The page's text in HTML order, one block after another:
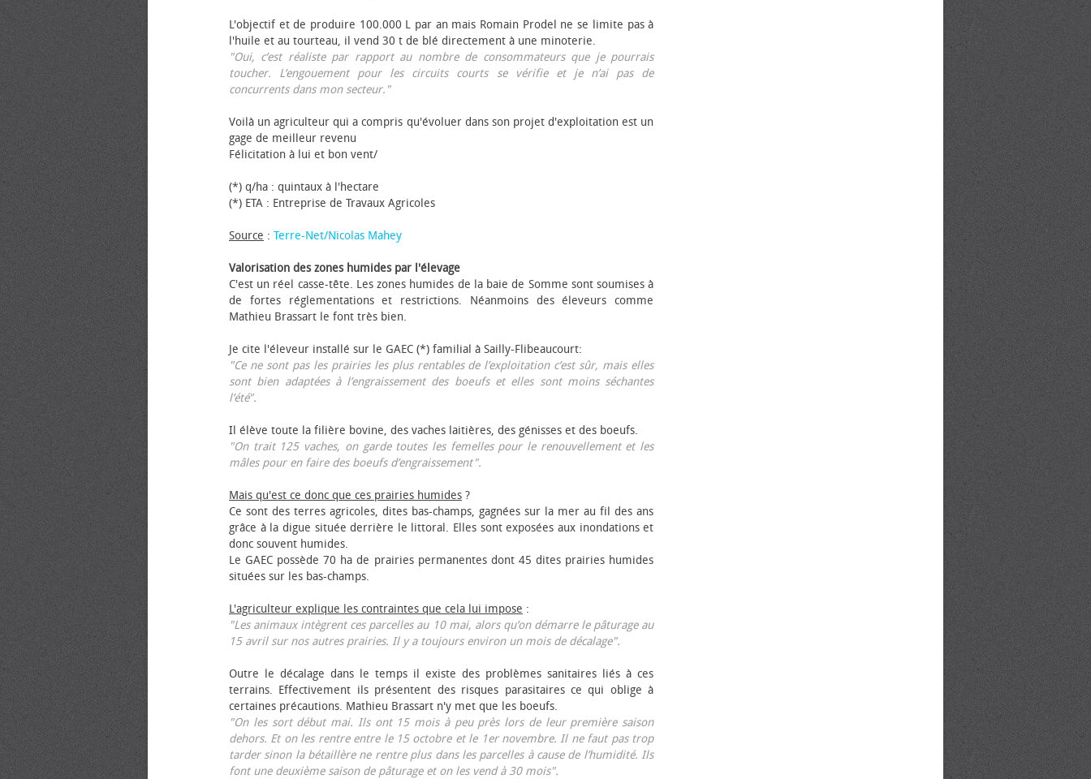
L'objectif et de produire 100.000 L par an mais Romain Prodel ne se limite pas à
l'huile et au tourteau, il vend 30 t de blé directement à une minoterie.
"Oui, c’est réaliste par rapport au nombre de consommateurs que je pourrais
toucher. L’engouement pour les circuits courts se vérifie et je n’ai pas de
concurrents dans mon secteur."
Voilà un agriculteur qui a compris qu'évoluer dans son projet d'exploitation est un
gage de meilleur revenu
Félicitation à lui et bon vent/
(*) q/ha : quintaux à l'hectare
(*) ETA : Entreprise de Travaux Agricoles
Source : Terre-Net/Nicolas Mahey
Valorisation des zones humides par l'élevage
C'est un réel casse-tête. Les zones humides de la baie de Somme sont soumises à
de fortes réglementations et restrictions. Néanmoins des éleveurs comme
Mathieu Brassart le font très bien.
Je cite l'éleveur installé sur le GAEC (*) familial à Sailly-Flibeaucourt:
"Ce ne sont pas les prairies les plus rentables de l’exploitation c’est sûr, mais elles
sont bien adaptées à l’engraissement des bœufs et elles sont moins séchantes
l’été".
Il élève toute la filière bovine, des vaches laitières, des génisses et des bœufs.
"On trait 125 vaches, on garde toutes les femelles pour le renouvellement et les
mâles pour en faire des bœufs d’engraissement".
Mais qu'est ce donc que ces prairies humides ?
Ce sont des terres agricoles, dites bas-champs, gagnées sur la mer au fil des ans
grâce à la digue située derrière le littoral. Elles sont exposées aux inondations et
donc souvent humides.
Le GAEC possède 70 ha de prairies permanentes dont 45 dites prairies humides
situées sur les bas-champs.
L'agriculteur explique les contraintes que cela lui impose :
"Les animaux intègrent ces parcelles au 10 mai, alors qu’on démarre le pâturage au
15 avril sur nos autres prairies. Il y a toujours environ un mois de décalage".
Outre le décalage dans le temps il existe des problèmes sanitaires liés à ces
terrains. Effectivement ils présentent des risques parasitaires ce qui oblige à
certaines précautions. Mathieu Brassart n'y met que les bœufs.
"On les sort début mai. Ils ont 15 mois à peu près lors de leur première saison
dehors. Et on les rentre entre le 15 octobre et le 1er novembre. Il ne faut pas trop
tarder sinon la bétaillère ne rentre plus dans les parcelles à cause de l’humidité. Ils
font une deuxième saison de pâturage et on les vend à 30 mois".